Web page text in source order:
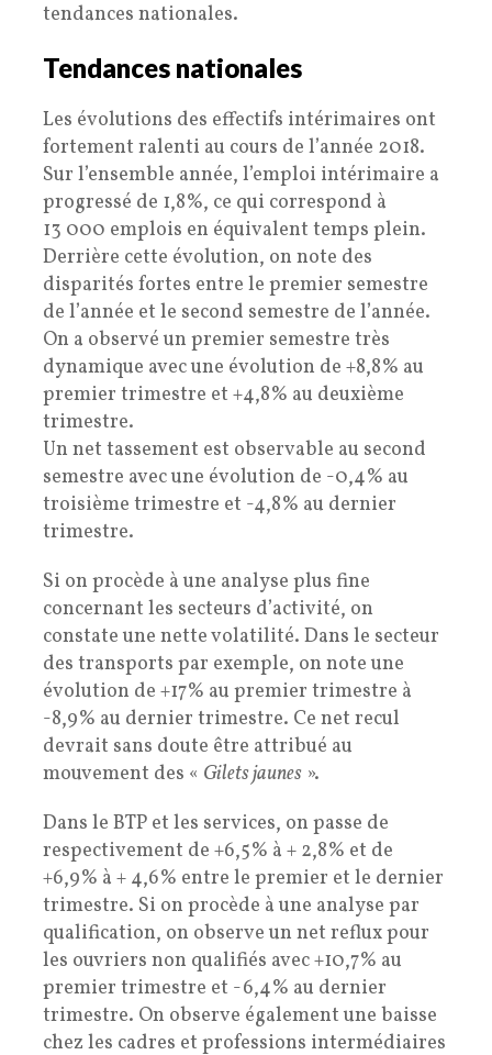
tendances nationales.
Tendances nationales
Les évolutions des effectifs intérimaires ont
fortement ralenti au cours de l’année 2018.
Sur l’ensemble année, l’emploi intérimaire a
progressé de 1,8%, ce qui correspond à
13 000 emplois en équivalent temps plein.
Derrière cette évolution, on note des
disparités fortes entre le premier semestre
de l’année et le second semestre de l’année.
On a observé un premier semestre très
dynamique avec une évolution de +8,8% au
premier trimestre et +4,8% au deuxième
trimestre.
Un net tassement est observable au second
semestre avec une évolution de -0,4% au
troisième trimestre et -4,8% au dernier
trimestre.
Si on procède à une analyse plus fine
concernant les secteurs d’activité, on
constate une nette volatilité. Dans le secteur
des transports par exemple, on note une
évolution de +17% au premier trimestre à
-8,9% au dernier trimestre. Ce net recul
devrait sans doute être attribué au
mouvement des « Gilets jaunes ».
Dans le BTP et les services, on passe de
respectivement de +6,5% à + 2,8% et de
+6,9% à + 4,6% entre le premier et le dernier
trimestre. Si on procède à une analyse par
qualification, on observe un net reflux pour
les ouvriers non qualifiés avec +10,7% au
premier trimestre et -6,4% au dernier
trimestre. On observe également une baisse
chez les cadres et professions intermédiaires